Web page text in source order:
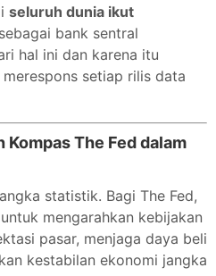
seluruh dunia ikut
bank sentral
hal ini dan karena itu
setiap rilis data
Kompas The Fed dalam
statistik. Bagi The Fed,
untuk mengarahkan kebijakan
pasar, menjaga daya beli
kestabilan ekonomi jangka